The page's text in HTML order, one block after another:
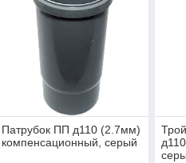
Патрубок ПП д110 (2.7мм)
компенсационный, серый